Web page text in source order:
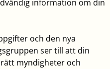
information om din
och den nya
ser till att din
myndigheter och